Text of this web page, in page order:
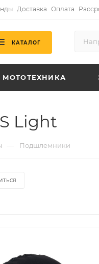
Доставка Оплата
КАТАЛОГ
МОТОТЕХНИКА
Light
— Подшлемники